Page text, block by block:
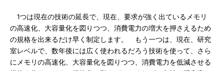
1つは現在の技術の延長で、現在、要求が強く出ているメモリ
の高速化、大容量化を図りつつ、消費電力の増大を押さえるため
の規格を出来るだけ早く制定します。 もう一つは、現在、研究
室レベルで、数年後には広く使われるだろう技術を使って、さら
にメモリの高速化、大容量化を図りつつ、消費電力を低減させる